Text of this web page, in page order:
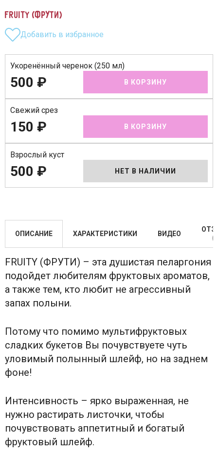
FRUITY (ФРУТИ)
Добавить в избранное
Укоренённый черенок (250 мл)
500 ₽ В КОРЗИНУ
Свежий срез
150 ₽ В КОРЗИНУ
Взрослый куст
500 ₽ НЕТ В НАЛИЧИИ
ОПИСАНИЕ ХАРАКТЕРИСТИКИ ВИДЕО
FRUITY (ФРУТИ) – эта душистая пеларгония
подойдет любителям фруктовых ароматов,
а также тем, кто любит не агрессивный
запах полыни.
Потому что помимо мультифруктовых
сладких букетов Вы почувствуете чуть
уловимый полынный шлейф, но на заднем
фоне!
Интенсивность – ярко выраженная, не
нужно растирать листочки, чтобы
почувствовать аппетитный и богатый
фруктовый шлейф.